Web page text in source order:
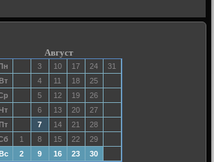
Август
3 10 17 24
31
Вт
4 11 18
25
5 12 19
26
6 13 20
27
Пт
7 14 21
28
1 8 15 22
29
2 9 16 23 30